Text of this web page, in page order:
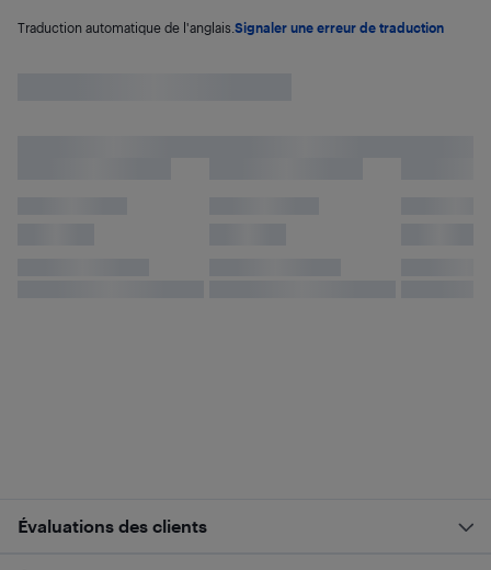
Traduction automatique de l'anglais. Signaler une erreur de traduction
Évaluations des clients